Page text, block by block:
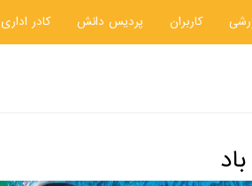
کاربران پردیس دانش کادر اداری